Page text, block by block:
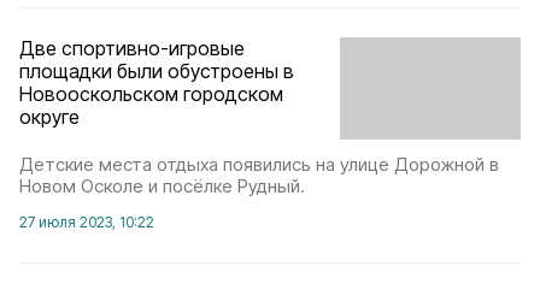
Две спортивно-игровые
площадки были обустроены в
Новооскольском городском
округе
Детские места отдыха появились на улице Дорожной в
Новом Осколе и посёлке Рудный.
27 июля 2023, 10:22